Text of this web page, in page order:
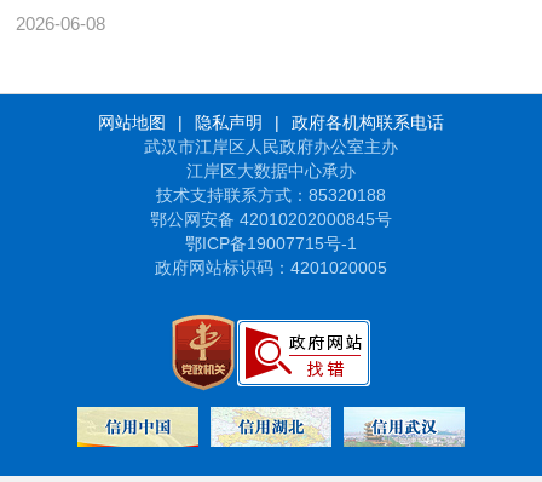
2026-06-08
网站地图 | 隐私声明 |
政府各机构联系电话
武汉市江岸区人民政府办公室主办
江岸区大数据中心承办
技术支持联系方式：85320188
鄂公网安备 42010202000845号
鄂ICP备19007715号-1
政府网站标识码：4201020005